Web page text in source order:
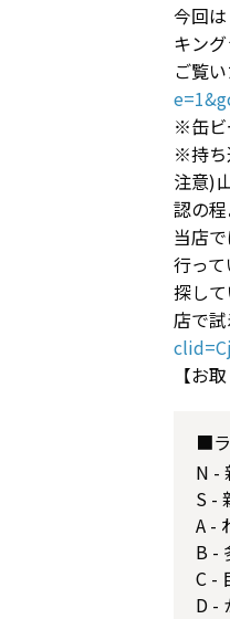
今回
キン
ご覧
※缶ビ
※持ち
注意)
認の程
当店
行っ
探し
店で
【お
■
N -
S -
A -
B -
C -
D -